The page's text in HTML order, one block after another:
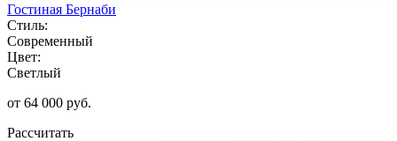
Гостиная Бернаби
Стиль:
Современный
Цвет:
Светлый
от 64 000 руб.
Рассчитать